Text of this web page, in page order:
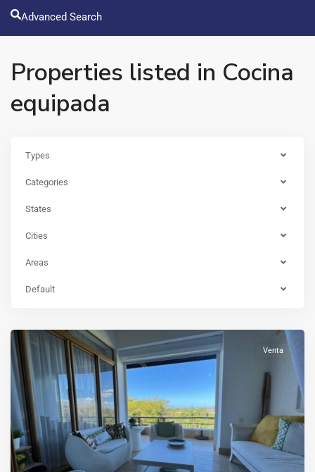
Advanced Search
Properties listed in Cocina
equipada
Types
Categories
States
Cities
Areas
Default
CAMPO
de
campo,
Venta